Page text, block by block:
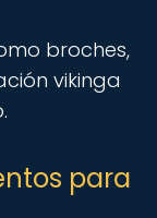
broches,
vikinga
para